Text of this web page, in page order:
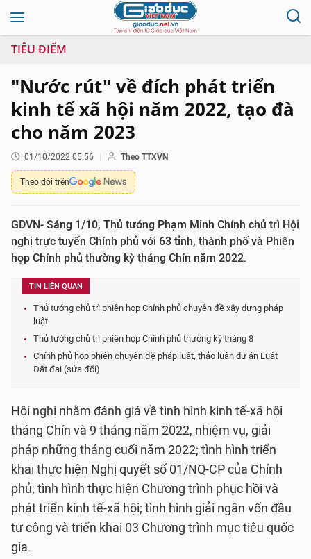
TIÊU ĐIỂM
"Nước rút" về đích phát triển
kinh tế xã hội năm 2022, tạo đà
cho năm 2023
01/10/2022 05:56 Theo TTXVN
Theo dõi trên
GDVN- Sáng 1/10, Thủ tướng Phạm Minh Chính chủ trì Hội
nghị trực tuyến Chính phủ với 63 tỉnh, thành phố và Phiên
họp Chính phủ thường kỳ tháng Chín năm 2022.
TIN LIÊN QUAN
Thủ tướng chủ trì phiên họp Chính phủ chuyên đề xây dựng pháp
luật
Thủ tướng chủ trì phiên họp Chính phủ thường kỳ tháng 8
Chính phủ họp phiên chuyên đề pháp luật, thảo luận dự án Luật
Đất đai (sửa đổi)
Hội nghị nhằm đánh giá về tình hình kinh tế-xã hội
tháng Chín và 9 tháng năm 2022, nhiệm vụ, giải
pháp những tháng cuối năm 2022; tình hình triển
khai thực hiện Nghị quyết số 01/NQ-CP của Chính
phủ; tình hình thực hiện Chương trình phục hồi và
phát triển kinh tế-xã hội; tình hình giải ngân vốn đầu
tư công và triển khai 03 Chương trình mục tiêu quốc
gia.